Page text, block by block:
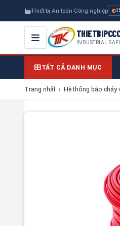
Thiết bị An toàn Công nghiệp
INDUSTRIAL
TẤT CẢ DANH MỤC
Trang nhất › Hệ thống báo cháy